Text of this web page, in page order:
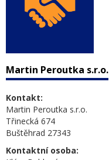
Martin Peroutka s.r.o.
Kontakt:
Martin Peroutka s.r.o.
Třinecká 674
Buštěhrad 27343
Kontaktní osoba: